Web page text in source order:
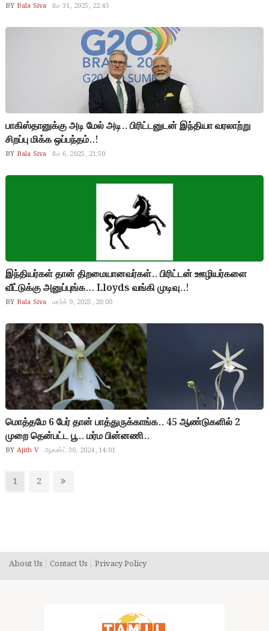
BY Bala Siva மே 31, 2025, 22:45
பாகிஸ்தானுக்கு அடி மேல் அடி.. பிரிட்டனுடன் இந்தியா வரலாற்று
சிறப்பு மிக்க ஒப்பந்தம்..!
BY Bala Siva மே 6, 2025, 21:50
இந்தியர்கள் தான் திறமையானவர்கள்.. பிரிட்டன் ஊழியர்களை
வீட்டுக்கு அனுப்புங்க… Lloyds வங்கி முடிவு..!
BY Bala Siva மார்ச் 9, 2025, 20:00
மொத்தமே 6 பேர் தான் பாத்துருக்காங்க.. 45 ஆண்டுகளில் 2
முறை தென்பட்ட பூ.. மர்ம பின்னணி..
BY Ajith V ஆகஸ்ட் 30, 2024, 14:01
Posts
Page
1 Page
2
Next
About Us Contact Us Privacy Policy